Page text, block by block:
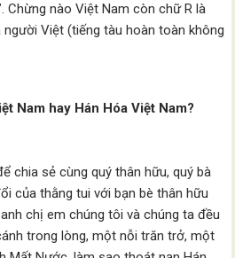
Chừng nào Việt Nam còn chữ R là
Việt (tiếng tàu hoàn toàn không
Nam hay Hán Hóa Việt Nam?
chia sẻ cùng quý thân hữu, quý bà
của thằng tui với bạn bè thân hữu
chị em chúng tôi và chúng ta đều
trong lòng, một nỗi trăn trở, một